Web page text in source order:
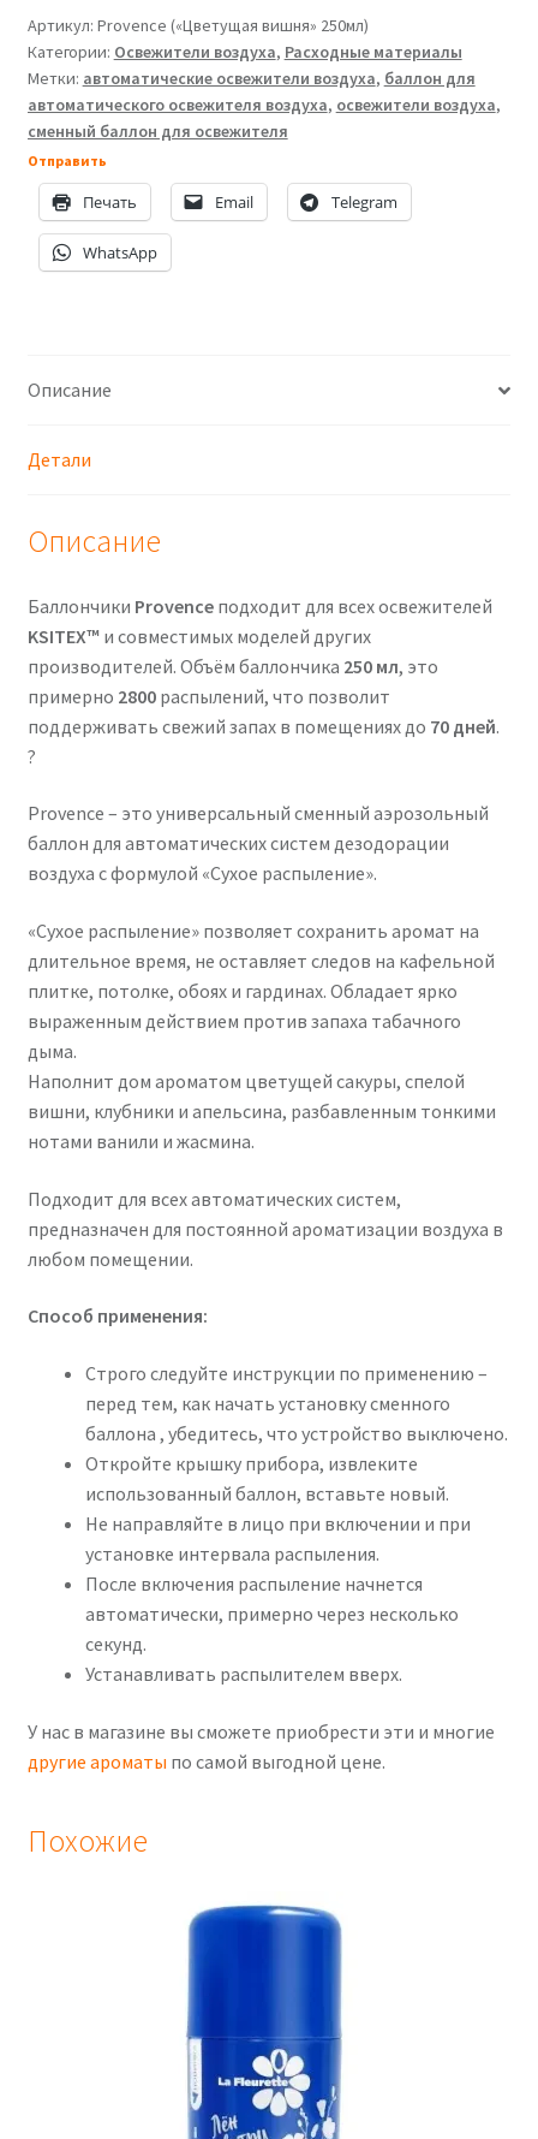
для
освежителя
воздуха
Provence
(«Цветущая
вишня»
250мл)
Артикул: Provence («Цветущая вишня» 250мл)
Категории: Освежители воздуха, Расходные материалы
Метки: автоматические освежители воздуха, баллон для
автоматического освежителя воздуха, освежители воздуха,
сменный баллон для освежителя
Отправить
Печать Email Telegram
WhatsApp
Описание
Детали
Описание
Баллончики Provenceподходит для всех освежителей
KSITEX™и совместимых моделей других
производителей. Объём баллончика 250 мл, это
примерно 2800распылений, что позволит
поддерживать свежий запах в помещениях до 70 дней.
?
Provence – это универсальный сменный аэрозольный
баллон для автоматических систем дезодорации
воздуха с формулой «Сухое распыление».
«Сухое распыление» позволяет сохранить аромат на
длительное время, не оставляет следов на кафельной
плитке, потолке, обоях и гардинах. Обладает ярко
выраженным действием против запаха табачного
дыма.
Наполнит дом ароматом цветущей сакуры, спелой
вишни, клубники и апельсина, разбавленным тонкими
нотами ванили и жасмина.
Подходит для всех автоматических систем,
предназначен для постоянной ароматизации воздуха в
любом помещении.
Способ применения:
Строго следуйте инструкции по применению –
перед тем, как начать установку сменного
баллона , убедитесь, что устройство выключено.
Откройте крышку прибора, извлеките
использованный баллон, вставьте новый.
Не направляйте в лицо при включении и при
установке интервала распыления.
После включения распыление начнется
автоматически, примерно через несколько
секунд.
Устанавливать распылителем вверх.
У нас в магазине вы сможете приобрести эти и многие
другие ароматы по самой выгодной цене.
Похожие